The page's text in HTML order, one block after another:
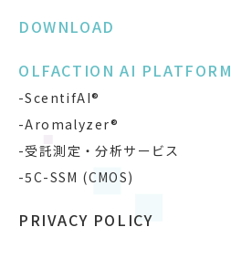
DOWNLOAD
OLFACTION AI PLATFORM
-ScentifAI®
-Aromalyzer®
-受託測定・分析サービス
-5C-SSM (CMOS)
PRIVACY POLICY